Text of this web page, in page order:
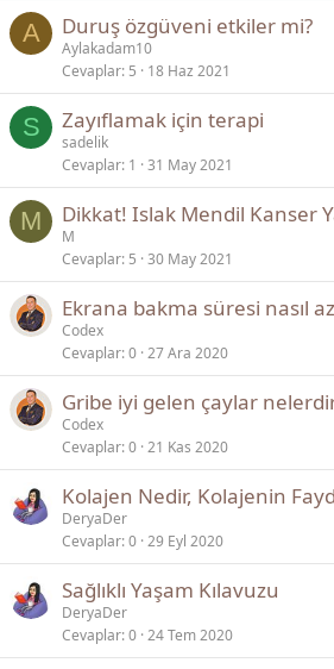
A Duruş özgüveni etkiler mi?
Aylakadam10
Cevaplar 5 18 Haz 2021
S Zayıflamak için terapi
sadelik
Cevaplar 1 31 May 2021
M Dikkat! Islak Mendil Kanser
M
Cevaplar 5 30 May 2021
Ekrana bakma süresi nasıl
Codex
Cevaplar 0 27 Ara 2020
Gribe iyi gelen çaylar
Codex
Cevaplar 0 21 Kas 2020
Kolajen Nedir, Kolajenin
DeryaDer
Cevaplar 0 29 Eyl 2020
Sağlıklı Yaşam Kılavuzu
DeryaDer
Cevaplar 0 24 Tem 2020